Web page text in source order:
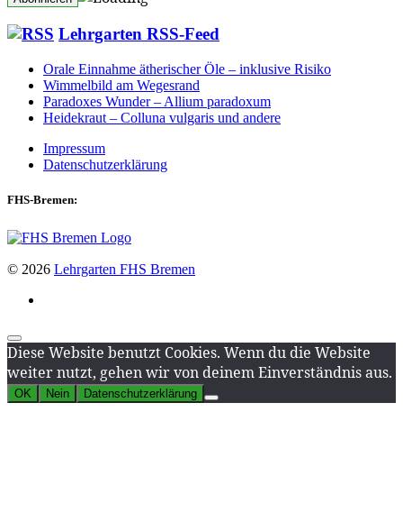
Lehrgarten RSS-Feed
Orale Einnahme ätherischer Öle – inklusive Risiko
Wimmelbild am Wegesrand
Paradoxes Wunder – Allium paradoxum
Heidekraut – Colluna vulgaris und andere
Impressum
Datenschutzerklärung
FHS-Bremen:
© 2026 Lehrgarten FHS Bremen
Diese Website benutzt Cookies. Wenn du die Website
weiter nutzt, gehen wir von deinem Einverständnis aus.
OK Nein Datenschutzerklärung